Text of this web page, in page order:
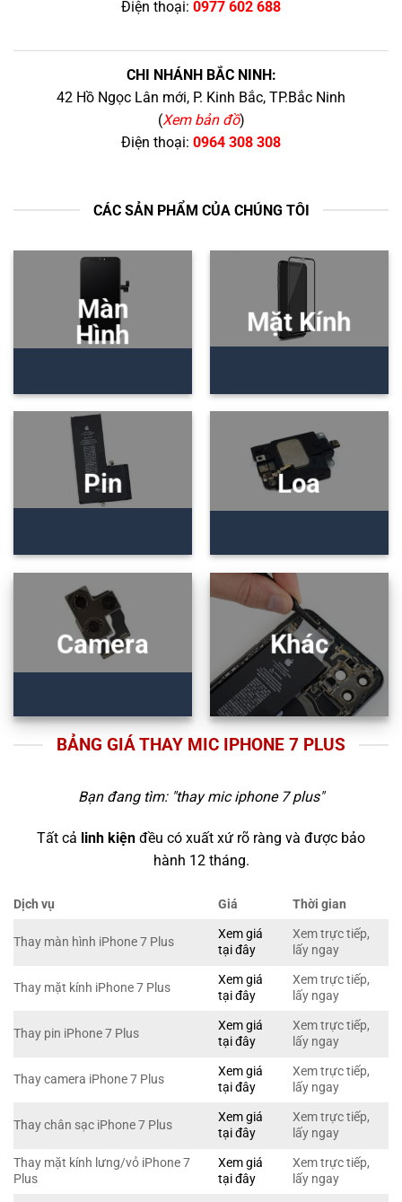
Điện thoại: 0977 602 688
CHI NHÁNH BẮC NINH:
42 Hồ Ngọc Lân mới, P. Kinh Bắc, TP.Bắc Ninh
(Xem bản đồ)
Điện thoại: 0964 308 308
CÁC SẢN PHẨM CỦA CHÚNG TÔI
Màn
Hình
Mặt Kính
Pin Loa
Camera Khác
BẢNG GIÁ THAY MIC IPHONE 7 PLUS
Bạn đang tìm: "thay mic iphone 7 plus"
Tất cả linh kiện đều có xuất xứ rõ ràng và được bảo
hành 12 tháng.
Dịch vụ Giá Thời gian
Thay màn hình iPhone 7 Plus
Xem giá
tại đây
Xem trực tiếp,
lấy ngay
Thay mặt kính iPhone 7 Plus
Xem giá
tại đây
Xem trực tiếp,
lấy ngay
Thay pin iPhone 7 Plus
Xem giá
tại đây
Xem trực tiếp,
lấy ngay
Thay camera iPhone 7 Plus
Xem giá
tại đây
Xem trực tiếp,
lấy ngay
Thay chân sạc iPhone 7 Plus
Xem giá
tại đây
Xem trực tiếp,
lấy ngay
Thay mặt kính lưng/vỏ iPhone 7
Plus
Xem giá
tại đây
Xem trực tiếp,
lấy ngay